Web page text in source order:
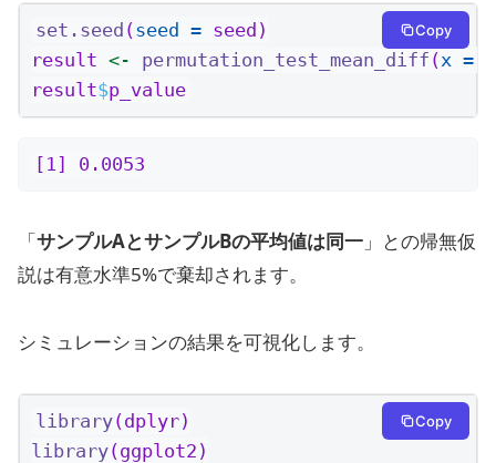
set.seed (seed = seed)
result <- permutation_test_mean_diff (x =
result$p_value
Copy
[1] 0.0053
「サンプルAとサンプルBの平均値は同一 」との帰無仮
説は有意水準5%で棄却されます。
シミュレーションの結果を可視化します。
library(dplyr)
library(ggplot2)
Copy